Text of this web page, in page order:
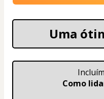
Uma
Como